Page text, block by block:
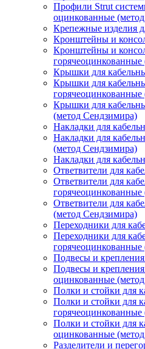
Профили Strut
оцинкованные
Крепежные изделия
Кронштейны и
Кронштейны и
Крышки для
Крышки для
Крышки для
(метод Сендзимира)
Накладки для
Накладки для
(метод Сендзимира)
Накладки для
Ответвители для
Ответвители для
Ответвители для
(метод Сендзимира)
Переходники для
Переходники для
Подвесы и
Подвесы и
оцинкованные
Полки и стойки для
Полки и стойки для
Полки и стойки для
оцинкованные
Разделители и